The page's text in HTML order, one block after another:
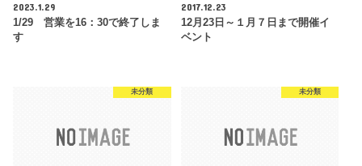
2023.1.29
1/29 営業を16：30で終了しま
す
2017.12.23
12月23日～１月７日まで開催イ
ベント
未分類 未分類